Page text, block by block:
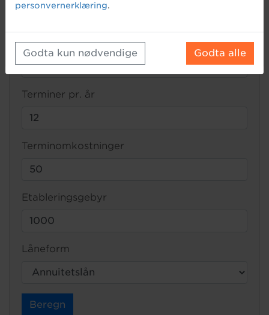
Løpetid (år)
Terminer pr. år
Terminomkostninger
Etableringsgebyr
Låneform
Beregn
personvernerklæring.
Godta kun nødvendige Godta alle